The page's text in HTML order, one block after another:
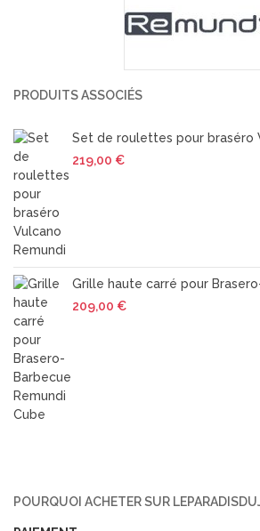
PRODUITS ASSOCIÉS
Set de roulettes pour braséro
219,00 €
Grille haute carré pour
209,00 €
POURQUOI ACHETER SUR